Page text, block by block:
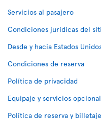
Servicios al pasajero
Condiciones jurídicas del
Desde y hacia Estados
Condiciones de reserva
Política de privacidad
Equipaje y servicios
Política de reserva y